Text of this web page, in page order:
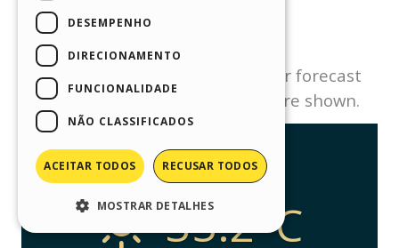
DESEMPENHO
DIRECIONAMENTO
FUNCIONALIDADE
NÃO CLASSIFICADOS
ACEITAR TODOS RECUSAR TODOS
MOSTRAR DETALHES